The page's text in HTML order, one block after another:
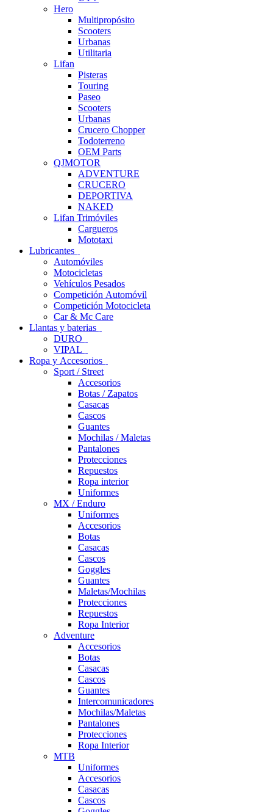
Hero
Multipropósito
Scooters
Urbanas
Utilitaria
Lifan
Pisteras
Touring
Paseo
Scooters
Urbanas
Crucero Chopper
Todoterreno
OEM Parts
QJMOTOR
ADVENTURE
CRUCERO
DEPORTIVA
NAKED
Lifan Trimóviles
Cargueros
Mototaxi
Lubricantes
Automóviles
Motocicletas
Vehículos Pesados
Competición Automóvil
Competición Motocicleta
Car & Mc Care
Llantas y baterias
DURO
VIPAL
Ropa y Accesorios
Sport / Street
Accesorios
Botas / Zapatos
Casacas
Cascos
Guantes
Mochilas / Maletas
Pantalones
Protecciones
Repuestos
Ropa interior
Uniformes
MX / Enduro
Uniformes
Accesorios
Botas
Casacas
Cascos
Goggles
Guantes
Maletas/Mochilas
Protecciones
Repuestos
Ropa Interior
Adventure
Accesorios
Botas
Casacas
Cascos
Guantes
Intercomunicadores
Mochilas/Maletas
Pantalones
Protecciones
Ropa Interior
MTB
Uniformes
Accesorios
Casacas
Cascos